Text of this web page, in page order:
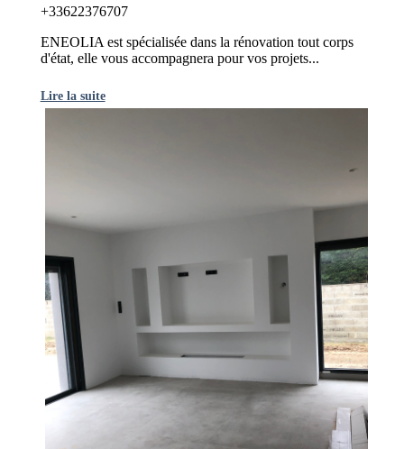
+33622376707
ENEOLIA est spécialisée dans la rénovation tout corps
d'état, elle vous accompagnera pour vos projets...
Lire la suite